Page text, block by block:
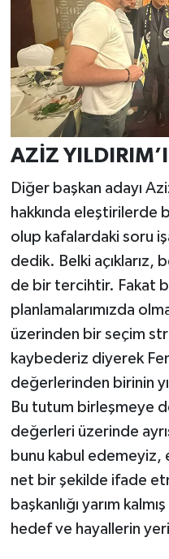
AZİZ YILDIRIM’I
Diğer başkan adayı
hakkında eleştirilerde
olup kafalardaki soru
dedik. Belki açıklarız,
de bir tercihtir. Fakat
planlamalarımızda
üzerinden bir seçim
kaybederiz diyerek
değerlerinden birinin
Bu tutum birleşmeye
değerleri üzerinde
bunu kabul
net bir şekilde ifade
başkanlığı yarım
hedef ve hayallerin